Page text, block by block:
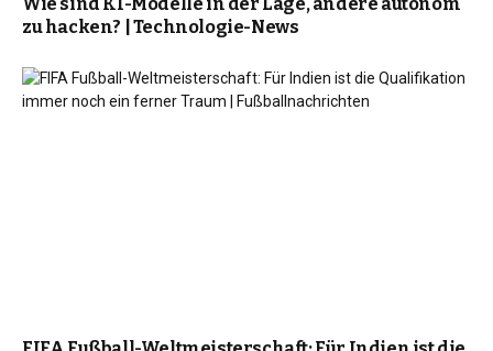
zu hacken? | Technologie-News